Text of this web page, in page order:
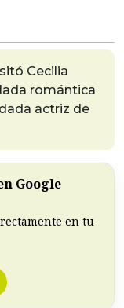
Cecilia
romántica
actriz de
Google
en tu